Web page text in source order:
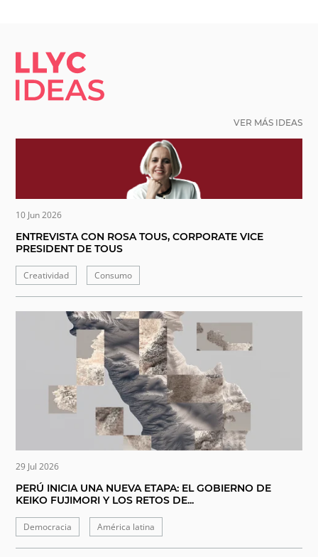
LLYC IDEAS.
VER MÁS IDEAS
10 Jun 2026
ENTREVISTA CON ROSA TOUS, CORPORATE VICE
PRESIDENT DE TOUS
Creatividad Consumo
29 Jul 2026
PERÚ INICIA UNA NUEVA ETAPA: EL GOBIERNO DE
KEIKO FUJIMORI Y LOS RETOS DE...
Democracia América latina